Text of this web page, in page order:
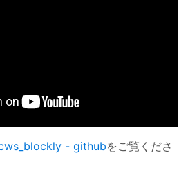
- githubをご覧くださ